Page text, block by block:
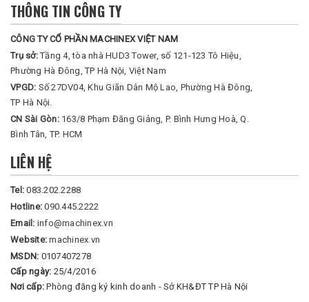
THÔNG TIN CÔNG TY
CÔNG TY CỔ PHẦN MACHINEX VIỆT NAM
Trụ sở:Tầng 4, tòa nhà HUD3 Tower, số 121-123 Tô Hiệu,
Phường Hà Đông, TP Hà Nội, Việt Nam
VPGD: Số 27DV04, Khu Giãn Dân Mộ Lao, Phường Hà Đông,
TP Hà Nội.
CN Sài Gòn: 163/8 Phạm Đăng Giảng, P. Bình Hưng Hoà, Q.
Bình Tân, TP. HCM
LIÊN HỆ
Tel:083.202.2288
Hotline:090.445.2222
Email: info@machinex.vn
Website:machinex.vn
MSDN: 0107407278
Cấp ngày: 25/4/2016
Nơi cấp:Phòng đăng ký kinh doanh - Sở KH&ĐT TP Hà Nội